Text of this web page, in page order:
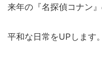
来年の『名探偵コナン
平和な日常をUPします。